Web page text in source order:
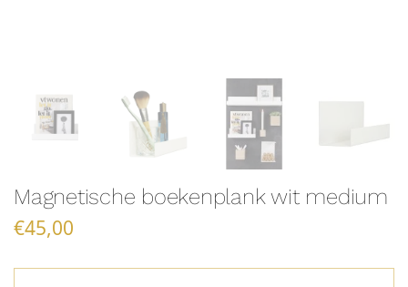
Magnetische boekenplank wit medium
€45,00